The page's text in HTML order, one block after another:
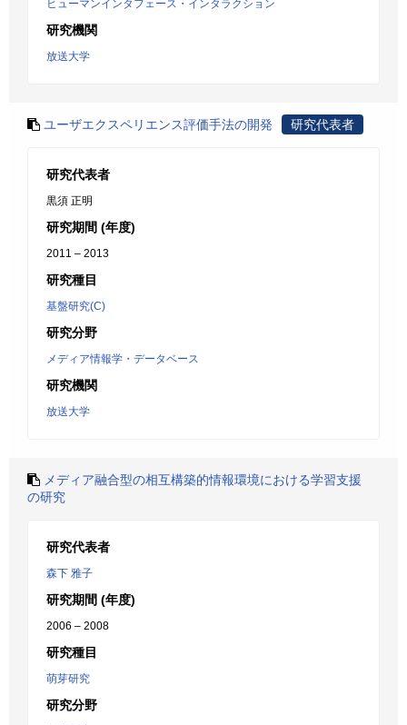
ヒューマンインタフェース・インタラクション
研究機関
放送大学
ユーザエクスペリエンス評価手法の開発 研究代表者
研究代表者
黒須 正明
研究期間 (年度)
2011 – 2013
研究種目
基盤研究(C)
研究分野
メディア情報学・データベース
研究機関
放送大学
メディア融合型の相互構築的情報環境における学習支援
の研究
研究代表者
森下 雅子
研究期間 (年度)
2006 – 2008
研究種目
萌芽研究
研究分野